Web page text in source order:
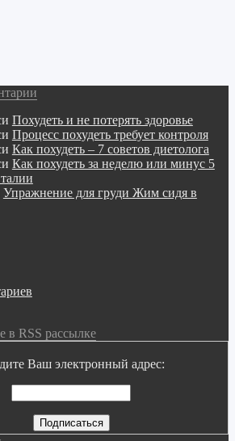
Похудеть и не потерять здоровье
Процесс похудеть требует контроля
Как похудеть – 7 советов диетолога
Как похудеть за неделю или минус 5
Упражнение для груди Жим сидя в
в RSS рассылке
Ваш электронный адрес: